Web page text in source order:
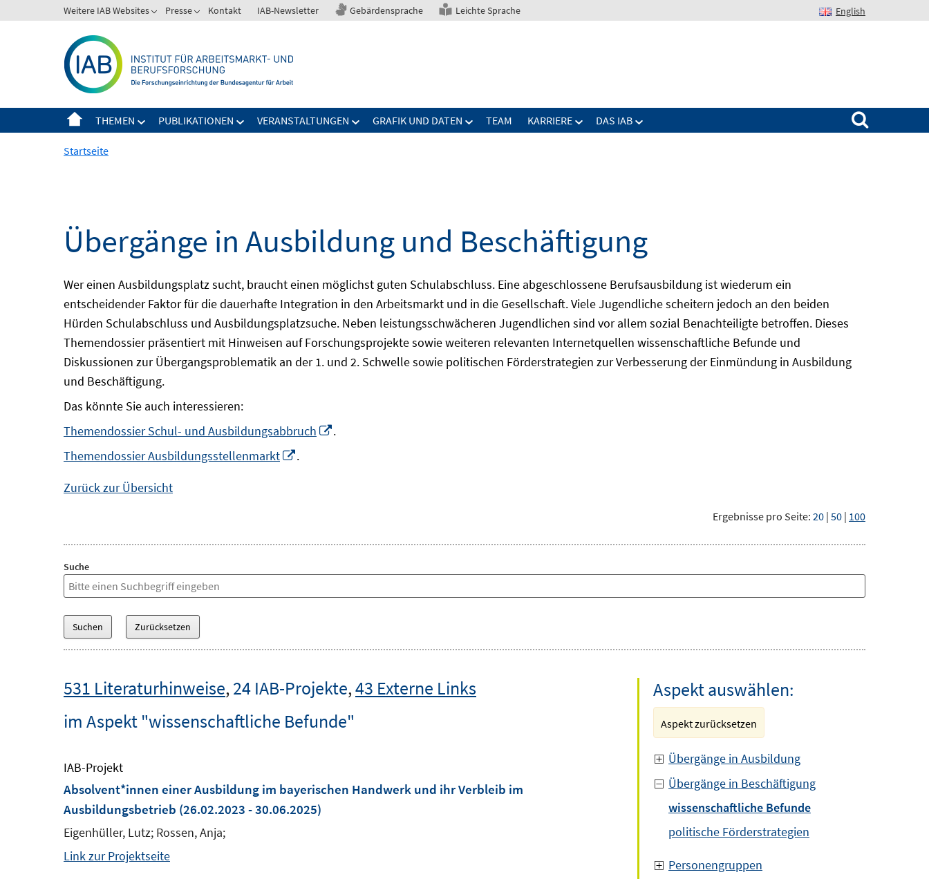
zum
Weitere IAB Websites Presse Kontakt IAB-Newsletter Gebärdensprache Leichte Sprache English
THEMEN PUBLIKATIONEN VERANSTALTUNGEN GRAFIK UND DATEN TEAM KARRIERE DAS IAB
Suchen nach:
Startseite
Übergänge in Ausbildung und Beschäftigung
Wer einen Ausbildungsplatz sucht, braucht einen möglichst guten Schulabschluss. Eine abgeschlossene Berufsausbildung ist wiederum ein
entscheidender Faktor für die dauerhafte Integration in den Arbeitsmarkt und in die Gesellschaft. Viele Jugendliche scheitern jedoch an den beiden
Hürden Schulabschluss und Ausbildungsplatzsuche. Neben leistungsschwächeren Jugendlichen sind vor allem sozial Benachteiligte betroffen. Dieses
Themendossier präsentiert mit Hinweisen auf Forschungsprojekte sowie weiteren relevanten Internetquellen wissenschaftliche Befunde und
Diskussionen zur Übergangsproblematik an der 1. und 2. Schwelle sowie politischen Förderstrategien zur Verbesserung der Einmündung in Ausbildung
und Beschäftigung.
Das könnte Sie auch interessieren:
Themendossier Schul- und Ausbildungsabbruch
In.
Themendossier Ausbildungsstellenmarkt
In.
Zurück zur Übersicht
Ergebnisse pro Seite: 20 | 50 | 100
Suche
531 Literaturhinweise,24 IAB-Projekte,43 Externe Links
im Aspekt "wissenschaftliche Befunde"
IAB-Projekt
Absolvent*innen einer Ausbildung im bayerischen Handwerk und ihr Verbleib im
Ausbildungsbetrieb (26.02.2023 - 30.06.2025)
Eigenhüller, Lutz; Rossen, Anja;
Link zur Projektseite
Aspekt auswählen:
Aspekt zurücksetzen
Übergänge in Ausbildung
Übergänge in Beschäftigung
wissenschaftliche Befunde
politische Förderstrategien
Personengruppen